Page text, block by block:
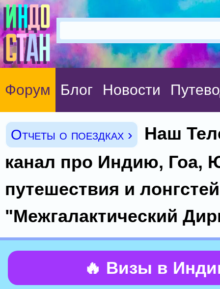
Форум Блог Новости
Отчеты о поездках ›
Наш
канал про Индию, Гоа,
путешествия и
"Межгалактический
🔥 Визы в